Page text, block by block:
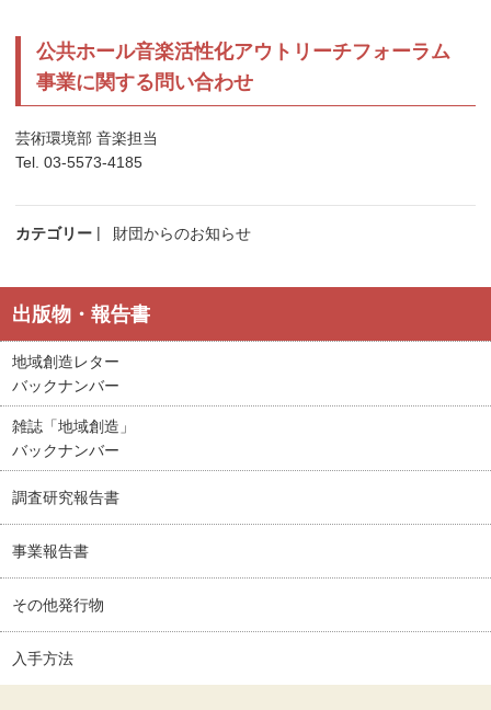
公共ホール音楽活性化アウトリーチフォーラム
事業に関する問い合わせ
芸術環境部 音楽担当
Tel. 03-5573-4185
カテゴリー 財団からのお知らせ
出版物・報告書
地域創造レター
バックナンバー
雑誌「地域創造」
バックナンバー
調査研究報告書
事業報告書
その他発行物
入手方法